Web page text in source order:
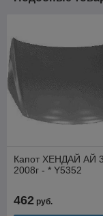
Капот ХЕНДАЙ АЙ
2008г - * Y5352
462 руб.